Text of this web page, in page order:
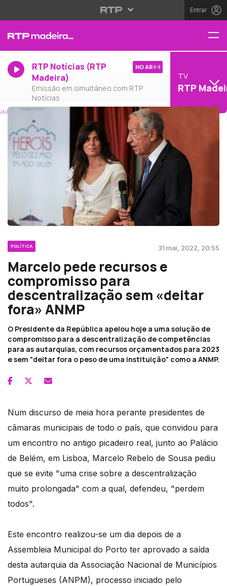
Entrar
RTP Notícias (RTP
Madeira)
Emissão em simultâneo com RTP
Notícias
NO AR
TV
RTP
POLÍTICA 31 mai, 2022, 20:55
Marcelo pede recursos e
compromisso para
descentralização sem «deitar
fora» ANMP
O Presidente da República apelou hoje a uma solução de
compromisso para a descentralização de competências
para as autarquias, com recursos orçamentados para 2023
e sem "deitar fora o peso de uma instituição" como a ANMP.
Num discurso de meia hora perante presidentes de
câmaras municipais de todo o país, que convidou para
um encontro no antigo picadeiro real, junto ao Palácio
de Belém, em Lisboa, Marcelo Rebelo de Sousa pediu
que se evite "uma crise sobre a descentralização
muito prolongada" com a qual, defendeu, "perdem
todos".
Este encontro realizou-se um dia depois de a
Assembleia Municipal do Porto ter aprovado a saída
desta autarquia da Associação Nacional de Municípios
Portugueses (ANPM), processo iniciado pelo